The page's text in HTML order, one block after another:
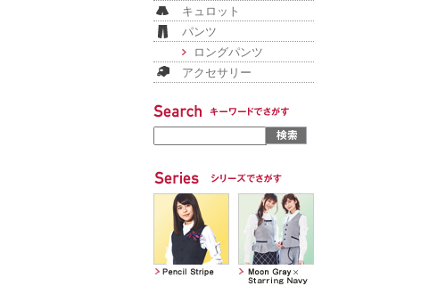
キュロット
パンツ
ロングパンツ
アクセサリー